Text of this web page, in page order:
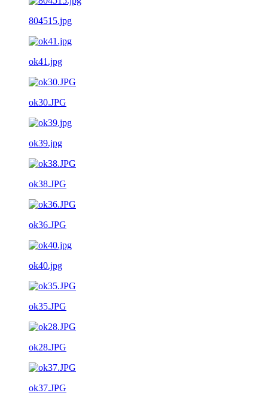
804515.jpg
ok41.jpg
ok30.JPG
ok39.jpg
ok38.JPG
ok36.JPG
ok40.jpg
ok35.JPG
ok28.JPG
ok37.JPG